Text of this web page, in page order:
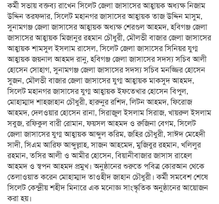
কর্মী সভায় বক্তব্য রাখেন সিলেট জেলা জাসাসের আহ্বায়ক অধ্যক্ষ নিজাম
উদ্দিন তরফদার, সিলেট মহানগর জাসাসের আহ্বায়ক তাজ উদ্দিন মাসুম,
সুনামগঞ্জ জেলা জাসাসের আহ্বায়ক অধ্যক্ষ শেরগুল আহমদ, হবিগঞ্জ জেলা
জাসাসের আহ্বায়ক মিজানুর রহমান চৌধুরী, মৌলভী বাজার জেলা জাসাসের
আহ্বায়ক শামসুল ইসলাম রাসেল, সিলেট জেলা জাসাসের সিনিয়র যুগ্ম
আহ্বায়ক জয়নাল আহমদ রানু, হবিগঞ্জ জেলা জাসাসের সদস্য সচিব আলী
হোসেন সোহাগ, সুনামগঞ্জ জেলা জাসাসের সদস্য সচিব মনজ্জির হোসেন
সুজন, মৌলভী বাজার জেলা জাসাসের যুগ্ম আহ্বায়ক মাকসুদ আহমদ,
সিলেট মহানগর জাসাসের যুগ্ম আহ্বায়ক ইফতেখার হোসেন বিপুল,
মোহাম্মাদ শাহ্জাহান চৌধুরী, হারুনুর রশিদ, লিটন আহমদ, ফিরোজ
আহমদ, দেলওয়ার হোসেন রানা, সিরাজুল ইসলাম সিরাজ, খায়রুল ইসলাম
সবুজ, রফিকুল বারী রোমান, ফয়সল আহমদ ও রুজিনা বেগম, সিলেট
জেলা জাসাসের যুগ্ম আহ্বায়ক আব্দুল করিম, জহির চৌধুরী, সাঈদ মেহেদী
সাদী, সিএম আরিফ আব্দুল্লাহ, সাজন আহমেদ, মুজিবুর রহমান, খলিলুর
রহমান, তসির আলী ও আমীর হোসেন, বিয়ানীবাজার জাসাস রাহেল
আহমদ ও স্বপন আহমদ প্রমুখ। অনুষ্ঠানের শুরুতে পবিত্র কোরআন থেকে
তেলাওয়াত করেন মোহাম্মাদ তাওহীদ জাহান চৌধুরী। কর্মী সমবেশ শেষে
সিলেট কেন্দ্রীয় শহীদ মিনারে এক মনোজ্ঞ সাংস্কৃতিক অনুষ্ঠানের আয়োজন
করা হয়।